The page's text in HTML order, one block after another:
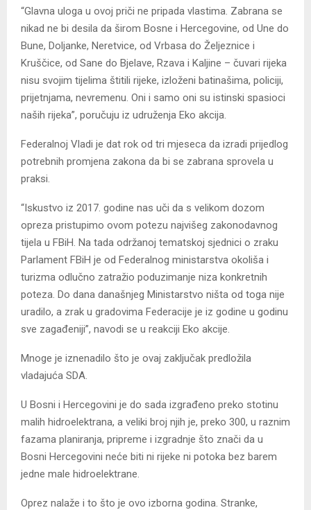
“Glavna uloga u ovoj priči ne pripada vlastima. Zabrana se
nikad ne bi desila da širom Bosne i Hercegovine, od Une do
Bune, Doljanke, Neretvice, od Vrbasa do Željeznice i
Kruščice, od Sane do Bjelave, Rzava i Kaljine – čuvari rijeka
nisu svojim tijelima štitili rijeke, izloženi batinašima, policiji,
prijetnjama, nevremenu. Oni i samo oni su istinski spasioci
naših rijeka”, poručuju iz udruženja Eko akcija.
Federalnoj Vladi je dat rok od tri mjeseca da izradi prijedlog
potrebnih promjena zakona da bi se zabrana sprovela u
praksi.
“Iskustvo iz 2017. godine nas uči da s velikom dozom
opreza pristupimo ovom potezu najvišeg zakonodavnog
tijela u FBiH. Na tada održanoj tematskoj sjednici o zraku
Parlament FBiH je od Federalnog ministarstva okoliša i
turizma odlučno zatražio poduzimanje niza konkretnih
poteza. Do dana današnjeg Ministarstvo ništa od toga nije
uradilo, a zrak u gradovima Federacije je iz godine u godinu
sve zagađeniji”, navodi se u reakciji Eko akcije.
Mnoge je iznenadilo što je ovaj zaključak predložila
vladajuća SDA.
U Bosni i Hercegovini je do sada izgrađeno preko stotinu
malih hidroelektrana, a veliki broj njih je, preko 300, u raznim
fazama planiranja, pripreme i izgradnje što znači da u
Bosni Hercegovini neće biti ni rijeke ni potoka bez barem
jedne male hidroelektrane.
Oprez nalaže i to što je ovo izborna godina. Stranke,